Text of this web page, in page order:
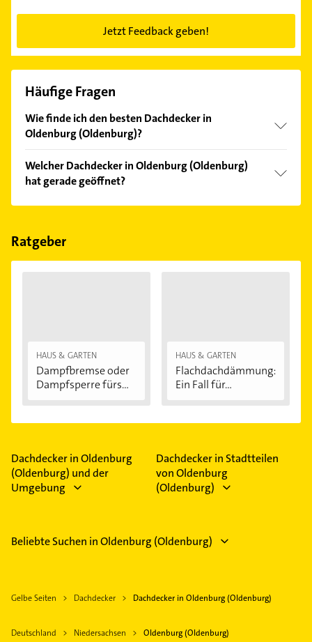
Jetzt Feedback geben!
Häufige Fragen
Wie finde ich den besten Dachdecker in
Oldenburg (Oldenburg)?
Kundenmeinungen und profitieren Sie von den
Empfehlungen. Die Suchergebnisse können Sie sich
einfach nachBewertungensortiert anzeigen lassen.
Welcher Dachdecker in Oldenburg (Oldenburg)
hat gerade geöffnet?
Im Anbieter-Bereich finden Sie alleÖffnungszeiten.
Feiertagen abweichen können.
Ratgeber
HAUS & GARTEN
Dampfbremse oder
Dampfsperre fürs...
HAUS & GARTEN
Flachdachdämmung:
Ein Fall für...
Dachdecker in Oldenburg
(Oldenburg) und der
Umgebung
Dachdecker in Stadtteilen
von Oldenburg
(Oldenburg)
Beliebte Suchen in Oldenburg (Oldenburg)
Gelbe Seiten Dachdecker Dachdecker in Oldenburg (Oldenburg)
Deutschland Niedersachsen Oldenburg (Oldenburg)